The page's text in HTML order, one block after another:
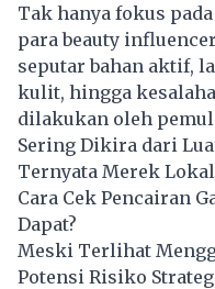
Tak hanya fokus
para beauty
seputar bahan aktif,
kulit, hingga
dilakukan oleh
Sering Dikira dari
Ternyata Merek Lokal
Cara Cek Pencairan
Dapat?
Meski Terlihat
Potensi Risiko